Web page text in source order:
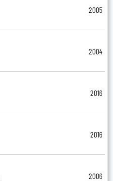
2005
2004
2016
2016
2006